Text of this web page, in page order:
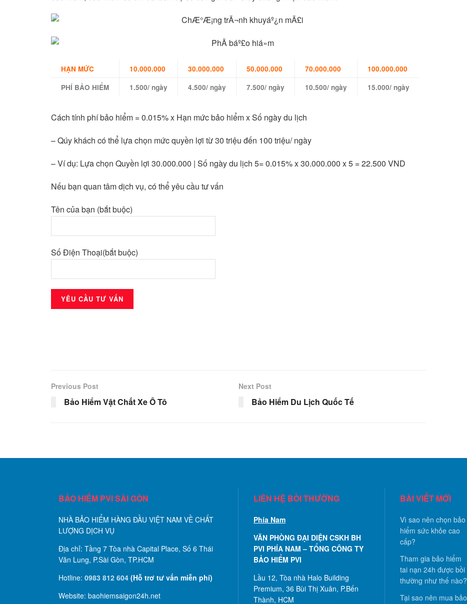
HẠN MỨC 10.000.000 30.000.000 50.000.000 70.000.000
100.000.000
PHÍ BẢO HIỂM
1.500/ ngày 4.500/ ngày 7.500/ ngày 10.500/ ngày 15.000/ ngày
Cách tính phí bảo hiểm = 0.015% x Hạn mức bảo hiểm x Số ngày du lịch
– Qúy khách có thể lựa chọn mức quyền lợi từ 30 triệu đến 100 triệu/ ngày
– Ví dụ: Lựa chọn Quyền lợi 30.000.000 | Số ngày du lịch 5= 0.015% x 30.000.000 x 5 = 22.500 VND
Nếu bạn quan tâm dịch vụ, có thể yêu cầu tư vấn
Tên của bạn (bắt buộc)
Số Điện Thoại(bắt buộc)
Previous Post
Bảo Hiểm Vật Chất Xe Ô Tô
Next Post
Bảo Hiểm Du Lịch Quốc Tế
BẢO HIỂM PVI SÀI GÒN
NHÀ BẢO HIỂM HÀNG ĐẦU VIỆT NAM VỀ CHẤT
LƯỢNG DỊCH VỤ
Địa chỉ: Tầng 7 Tòa nhà Capital Place, Số 6 Thái
Văn Lung, P.Sài Gòn, TP.HCM
Hotline: 0983 812 604 (Hỗ trơ tư vấn miễn phí)
Website: baohiemsaigon24h.net
LIÊN HỆ BỒI THƯỜNG
Phía Nam
VĂN PHÒNG ĐẠI DIỆN CSKH BH
PVI PHÍA NAM – TỔNG CÔNG TY
BẢO HIỂM PVI
Lầu 12, Tòa nhà Halo Building
Premium, 36 Bùi Thị Xuân, P.Bến
Thành, HCM
BÀI VIẾT MỚI
Vì sao nên chọn bảo
hiểm sức khỏe cao
cấp?
Tham gia bảo hiểm
tai nạn 24h được bồi
thường như thế nào?
Tại sao nên mua bảo